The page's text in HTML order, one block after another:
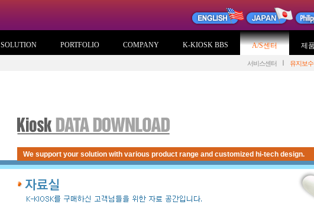
SOLUTION PORTFOLIO COMPANY K-KIOSK BBS A/S센터 제
서비스센터 유지보
We support your solution with various product range and customized hi-tech design.